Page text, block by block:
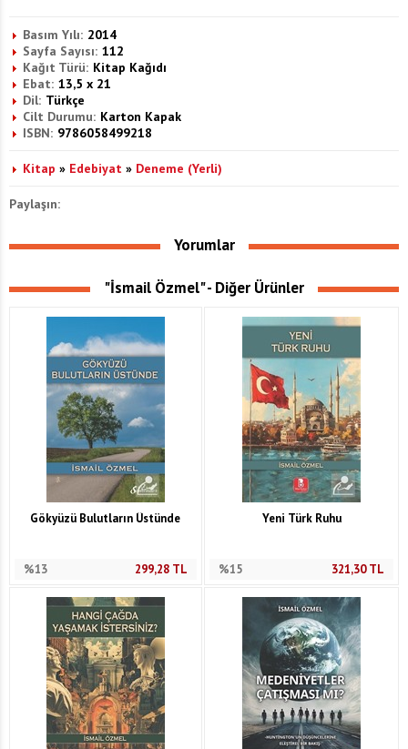
Basım Yılı: 2014
Sayfa Sayısı: 112
Kağıt Türü: Kitap Kağıdı
Ebat: 13,5 x 21
Dil: Türkçe
Cilt Durumu: Karton Kapak
ISBN: 9786058499218
Kitap » Edebiyat » Deneme (Yerli)
Paylaşın:
Yorumlar
"İsmail Özmel" - Diğer Ürünler
Gökyüzü Bulutların Üstünde
%13 299,28TL
Yeni Türk Ruhu
%15 321,30TL